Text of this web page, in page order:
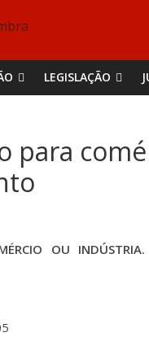
LEGISLAÇÃO
para
OU